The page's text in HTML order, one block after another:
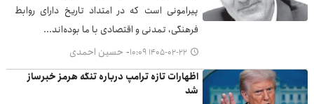
پیرامونی است که در امتداد تاریخ دارای روابط
فرهنگی، تمدنی و اقتصادی با ما بوده‌اند...
۱۴۰۵-۰۲-۲۲ ۱۰:۰۹
حسین احمدی
اظهارات تازه ترامپ درباره تنگه هرمز خبرساز
شد